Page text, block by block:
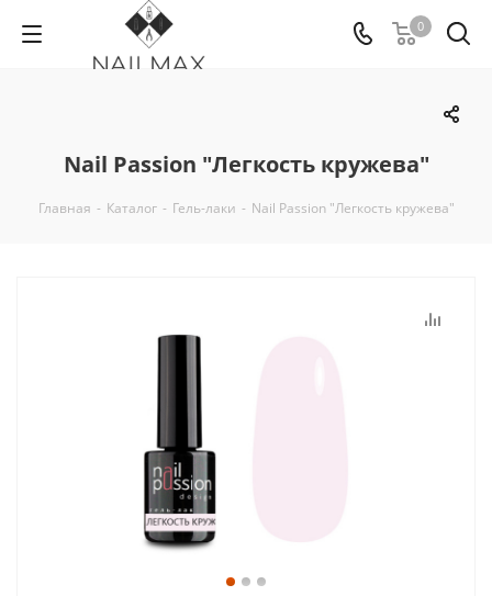
0
Nail Passion "Легкость кружева"
Главная - Каталог - Гель-лаки - Nail Passion "Легкость кружева"